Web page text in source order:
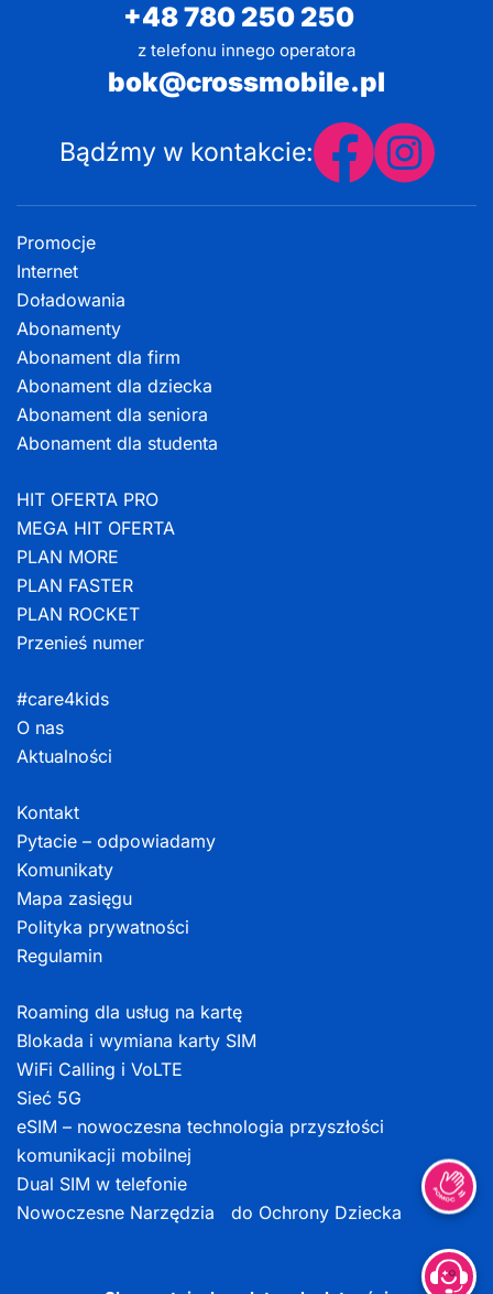
+48 780 250 250
z telefonu innego operatora
bok@crossmobile.pl
Bądźmy w kontakcie:
Promocje
Internet
Doładowania
Abonamenty
Abonament dla firm
Abonament dla dziecka
Abonament dla seniora
Abonament dla studenta
HIT OFERTA PRO
MEGA HIT OFERTA
PLAN MORE
PLAN FASTER
PLAN ROCKET
Przenieś numer
#care4kids
O nas
Aktualności
Kontakt
Pytacie – odpowiadamy
Komunikaty
Mapa zasięgu
Polityka prywatności
Regulamin
Roaming dla usług na kartę
Blokada i wymiana karty SIM
WiFi Calling i VoLTE
Sieć 5G
eSIM – nowoczesna technologia przyszłości
komunikacji mobilnej
Dual SIM w telefonie
Nowoczesne Narzędzia do Ochrony Dziecka